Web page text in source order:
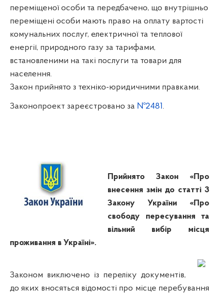
переміщеної особи та передбачено, що внутрішньо
переміщені особи мають право на оплату вартості
комунальних послуг, електричної та теплової
енергії, природного газу за тарифами,
встановленими на такі послуги та товари для
населення.
Закон прийнято з техніко-юридичними правками.
Законопроект зареєстровано за №2481.
Прийнято Закон «Про
внесення змін до статті 3
Закону України «Про
свободу пересування та
вільний вибір місця
проживання в Україні».
Законом виключено із переліку документів,
до яких вносяться відомості про місце перебування